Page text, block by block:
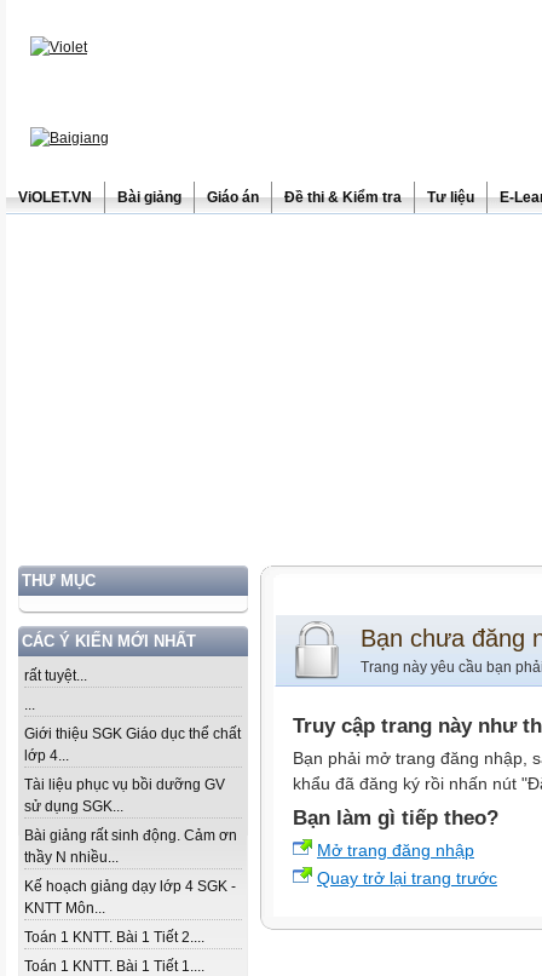
ViOLET.VN Bài giảng Giáo án Đề thi & Kiểm tra Tư liệu E-
THƯ MỤC
CÁC Ý KIẾN MỚI NHẤT
rất tuyệt...
...
Giới thiệu SGK Giáo dục thể chất
lớp 4...
Tài liệu phục vụ bồi dưỡng GV
sử dụng SGK...
Bài giảng rất sinh động. Cảm ơn
thầy N nhiều...
Kế hoạch giảng dạy lớp 4 SGK -
KNTT Môn...
Toán 1 KNTT. Bài 1 Tiết 2....
Toán 1 KNTT. Bài 1 Tiết 1....
Bạn chưa đăng
Trang này yêu cầu bạn
Truy cập trang này như
Bạn phải mở trang đăng nhập,
khẩu đã đăng ký rồi nhấn nút
Bạn làm gì tiếp theo?
Mở trang đăng nhập
Quay trở lại trang trước